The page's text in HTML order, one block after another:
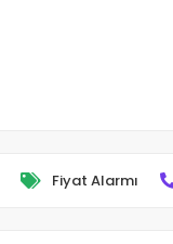
Fiyat Alarmı